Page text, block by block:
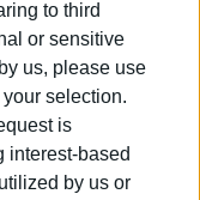
to third
or sensitive
us, please use
selection.
is
interest-based
by us or
η βασική
τόσο στη ροή
των